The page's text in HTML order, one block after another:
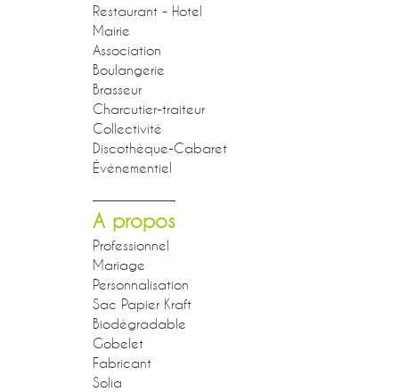
Restaurant - Hotel
Mairie
Association
Boulangerie
Brasseur
Charcutier-traiteur
Collectivité
Discothèque-Cabaret
Événementiel
A propos
Professionnel
Mariage
Personnalisation
Sac Papier Kraft
Biodégradable
Gobelet
Fabricant
Solia